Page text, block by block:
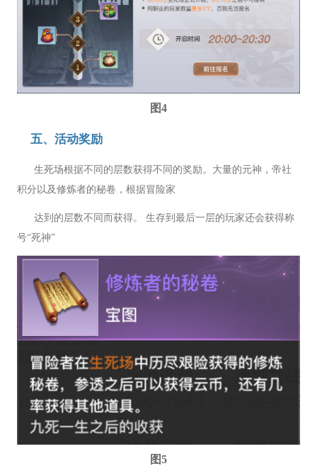
图4
五、活动奖励
生死场根据不同的层数获得不同的奖励。大量的元神，帝社
积分以及修炼者的秘卷，根据冒险家
达到的层数不同而获得。 生存到最后一层的玩家还会获得称
号“死神”
图5